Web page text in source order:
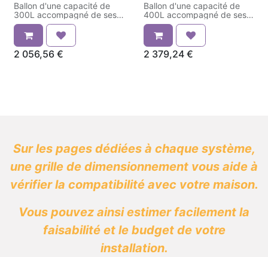
Ballon d'une capacité de
300L accompagné de ses
kits
2 056,56 €
Ballon d'une capacité de
400L accompagné de ses
kits
2 379,24€
Sur les pages dédiées à chaque système,
une grille de dimensionnement vous aide à
vérifier la compatibilité avec votre maison.
Vous pouvez ainsi estimer facilement la
faisabilité et le budget de votre
installation.